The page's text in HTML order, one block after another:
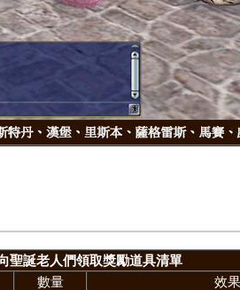
聖誕老人們領取獎勵道具清單
數量 效果